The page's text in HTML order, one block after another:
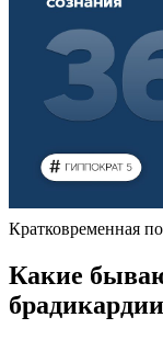
Кратковременная
Какие